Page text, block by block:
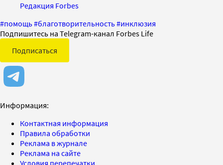
Редакция Forbes
#помощь#благотворительность#инклюзия
Подпишитесь на Telegram-канал Forbes Life
Подписаться
Информация:
Контактная информация
Правила обработки
Реклама в журнале
Реклама на сайте
Условия перепечатки